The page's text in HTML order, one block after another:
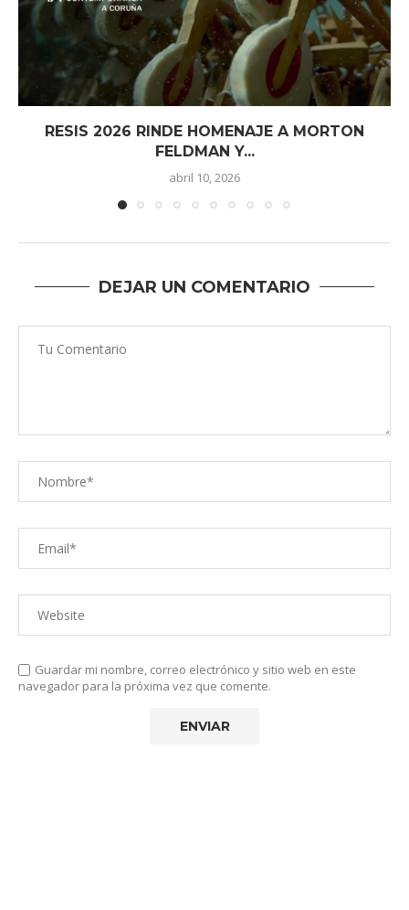
RESIS 2026 RINDE HOMENAJE A MORTON
FELDMAN Y...
abril 10, 2026
DEJAR UN COMENTARIO
Guardar mi nombre, correo electrónico y sitio web en este
navegador para la próxima vez que comente.